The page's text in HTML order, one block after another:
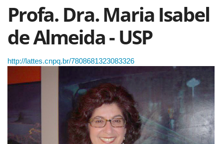
Profa. Dra. Maria Isabel
de Almeida - USP
http://lattes.cnpq.br/7808681323083326